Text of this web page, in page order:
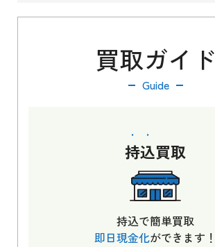
買取ガイド
Guide
持込買取
持込で簡単買取
即日現金化ができます！